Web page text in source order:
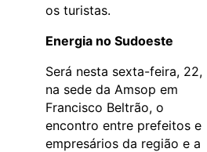
os turistas.
Energia no Sudoeste
Será nesta sexta-feira, 22,
na sede da Amsop em
Francisco Beltrão, o
encontro entre prefeitos e
empresários da região e a